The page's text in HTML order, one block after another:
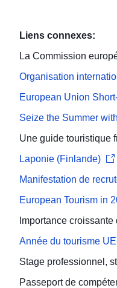
Liens connexes:
La Commission
Organisation
European Union
Seize the Summer
Une guide touristique
Laponie (Finlande)
Manifestation de
European Tourism in
Importance
Année du tourisme
Stage professionnel,
Passeport de